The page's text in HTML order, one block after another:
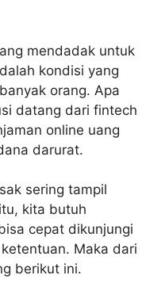
mendadak untuk
kondisi yang
orang. Apa
datang dari fintech
online uang
darurat.
sering tampil
kita butuh
cepat dikunjungi
Maka dari
berikut ini.